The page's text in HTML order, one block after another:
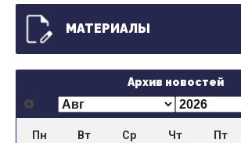
МАТЕРИАЛЫ
Архив новостей
Пн Вт Ср Чт Пт